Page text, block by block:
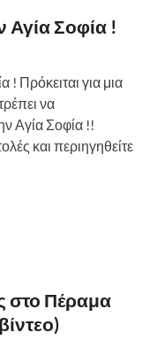
Αγία Σοφία !
! Πρόκειται για μια
να
Αγία Σοφία !!
και περιηγηθείτε
στο Πέραμα